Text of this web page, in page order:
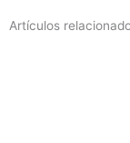
Artículos